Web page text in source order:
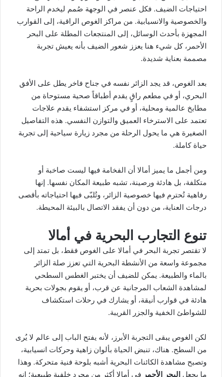
احتياجات الضيف. فكل عنصر في الوجهة صُمم ليخدم الراحة
والخصوصية والانسيابية. من مراكز الغوص الراقية، إلى القوارب
المجهزة بأحدث الوسائل، إلى المنتجعات المطلة على البحر
الأحمر، كل شيء هنا يعزز شعور الضيف بأنه يعيش تجربة
مصممة بعناية شديدة.
بعد الغوص، قد يجد الزائر نفسه في جناح فاخر يطل على الأفق
البحري، أو في مطعم راقٍ يقدم أطباقاً صحية مستوحاة من
مطابخ عالمية ومحلية، أو في مركز استشفاء يقدم علاجات
تعتمد على الاسترخاء العميق والتوازن النفسي. هذه التفاصيل
الصغيرة هي ما يحول الرحلة من مجرد زيارة سياحية إلى تجربة
حياة كاملة.
ومن أجمل ما يميز أمالا أن الفخامة فيها ليست صاخبة أو
متكلفة، بل هادئة ورصينة، تشبه طبيعة المكان نفسها. إنها
رفاهية تُحترم فيها خصوصية الزائر، وتُلبّى فيها احتياجاته بأقصى
درجات العناية، من دون أن يفقد الاتصال بالبيئة المحيطة.
تنوع التجارب البحرية في أمالا
لا تقتصر تجربة البحر في أمالا على الغوص فقط، بل تمتد إلى
مجموعة واسعة من الأنشطة البحرية التي تعزز صلة الزائر
بالماء والطبيعة. يمكن للضيف أن يختبر الغطس السطحي
لمشاهدة الشعاب المرجانية عن قرب، أو يقوم بجولات بحرية
هادئة في قوارب أنيقة، أو يشارك في رحلات استكشاف
للشواطئ الخفية والجزر القريبة.
لكن الغوص يبقى التجربة الأبرز، لأنه يفتح الباب إلى عالم لا يُرى
من السطح. هناك، تنبض الحياة بألوان زاهية وحركات انسيابية،
وتصبح مشاهدة الكائنات البحرية أشبه بلوحة فنية متحركة. وهذا
ما يجعل البحر الأحمر في أمالا أكثر من مجرد خلفية طبيعية؛ إنه